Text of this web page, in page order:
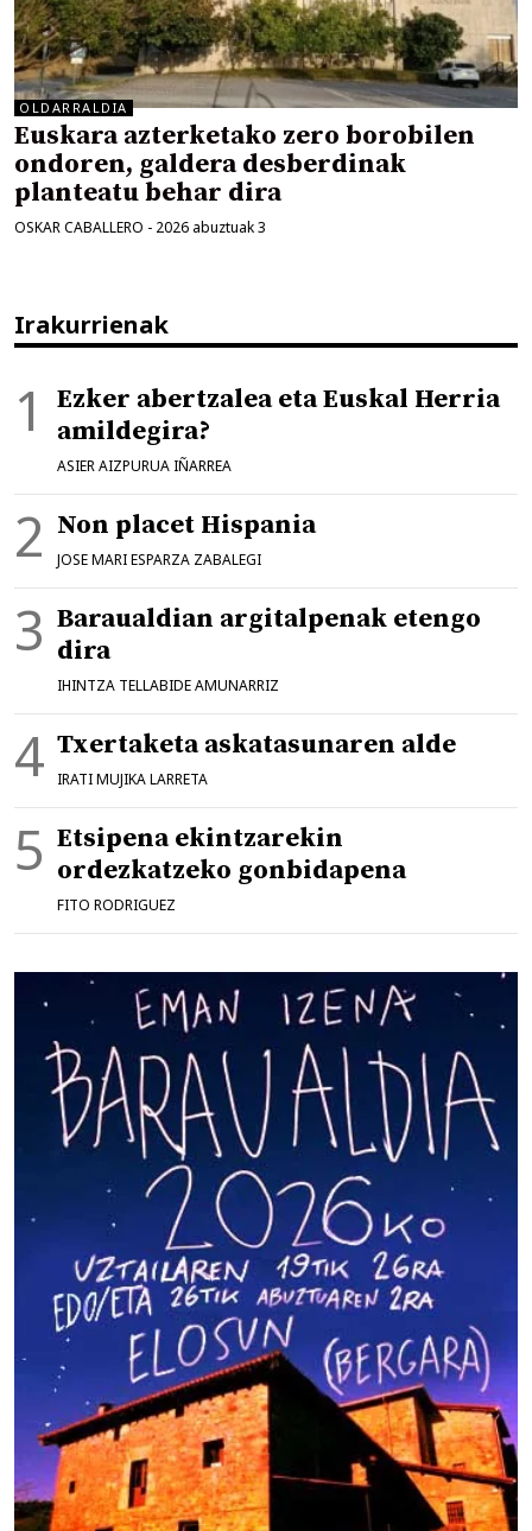
OLDARRALDIA
Euskara azterketako zero borobilen
ondoren, galdera desberdinak
planteatu behar dira
OSKAR CABALLERO - 2026 abuztuak 3
Irakurrienak
Ezker abertzalea eta Euskal Herria
amildegira?
ASIER AIZPURUA IÑARREA
Non placet Hispania
JOSE MARI ESPARZA ZABALEGI
Baraualdian argitalpenak etengo
dira
IHINTZA TELLABIDE AMUNARRIZ
Txertaketa askatasunaren alde
IRATI MUJIKA LARRETA
Etsipena ekintzarekin
ordezkatzeko gonbidapena
FITO RODRIGUEZ